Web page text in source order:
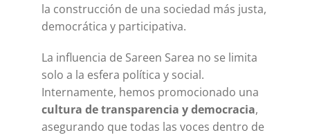
la construcción de una sociedad más justa,
democrática y participativa.
La influencia de Sareen Sarea no se limita
solo a la esfera política y social.
Internamente, hemos promocionado una
cultura de transparencia y democracia,
asegurando que todas las voces dentro de